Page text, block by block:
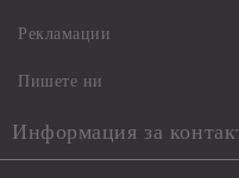
Рекламации
Пишете ни
Информация за